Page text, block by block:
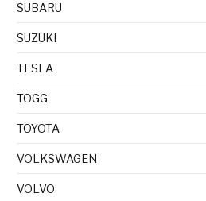
SUBARU
SUZUKI
TESLA
TOGG
TOYOTA
VOLKSWAGEN
VOLVO